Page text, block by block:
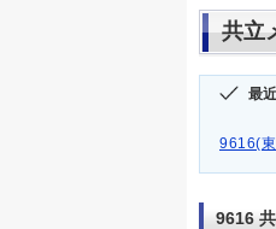
共立
最
9616(
9616